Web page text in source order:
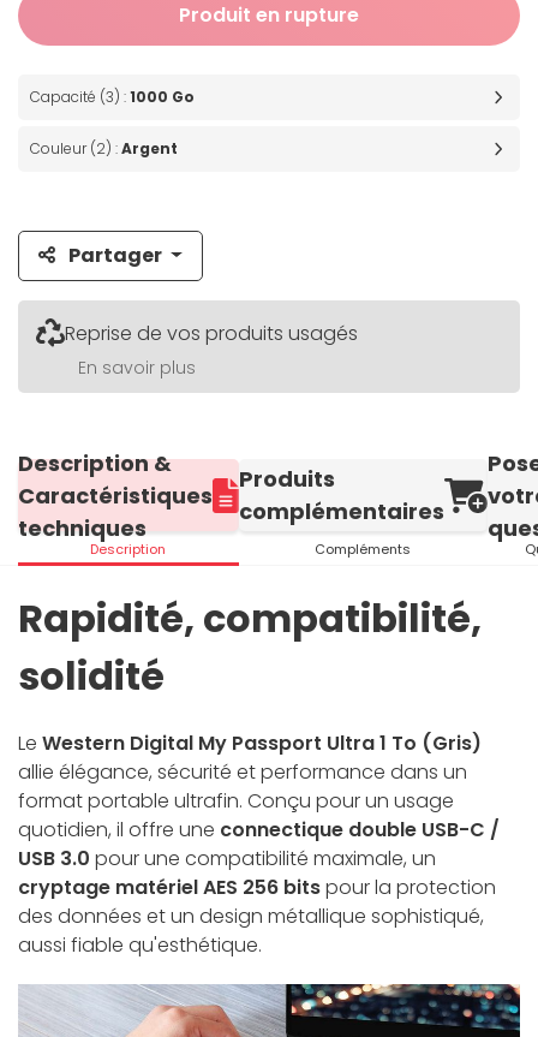
Produit en rupture
Capacité (3) :1000 Go
Couleur (2) :Argent
Partager
Reprise de vos produits usagés
En savoir plus
Description &
Caractéristiques
techniques
Description
Produits
complémentaires
Compléments
Rapidité, compatibilité,
solidité
Le Western Digital My Passport Ultra 1 To (Gris)
allie élégance, sécurité et performance dans un
format portable ultrafin. Conçu pour un usage
quotidien, il offre une connectique double USB-C /
USB 3.0 pour une compatibilité maximale, un
cryptage matériel AES 256 bitspour la protection
des données et un design métallique sophistiqué,
aussi fiable qu'esthétique.